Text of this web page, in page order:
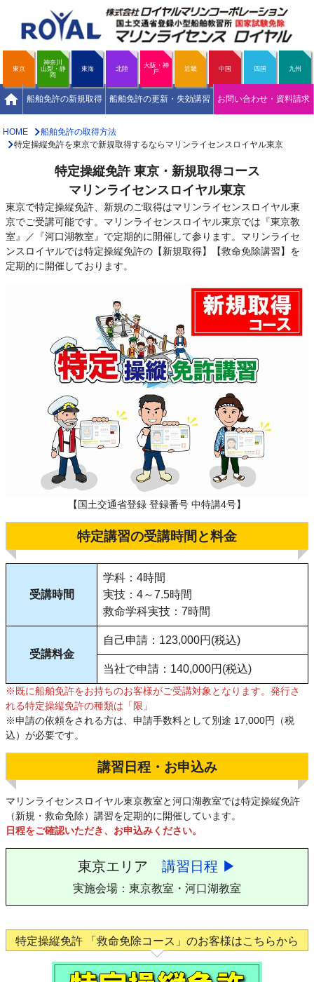
東京
神奈川
山梨・静
岡
東海 北陸
大阪・神
戸
近畿 中国 四国 九州
home 船舶免許の新規取得 船舶免許の更新・失効講習 お問い合わせ・資料請求
HOME
船舶免許の取得方法
特定操縦免許を東京で新規取得するならマリンライセンスロイヤル東京
特定操縦免許 東京・新規取得コース
マリンライセンスロイヤル東京
東京で特定操縦免許、新規のご取得はマリンライセンスロイヤル東
京でご受講可能です。マリンライセンスロイヤル東京では『東京教
室』／『河口湖教室』で定期的に開催して参ります。マリンライセ
ンスロイヤルでは特定操縦免許の【新規取得】【救命免除講習】を
定期的に開催しております。
【国土交通省登録 登録番号 中特講4号】
特定講習の受講時間と料金
受講時間
学科：4時間
実技：4～7.5時間
救命学科実技：7時間
受講料金
自己申請：123,000円(税込)
当社で申請：140,000円(税込)
※既に船舶免許をお持ちのお客様がご受講対象となります。発行さ
れる特定操縦免許の種類は「限」
※申請の依頼をされる方は、申請手数料として別途 17,000円（税
込）が必要です。
講習日程・お申込み
マリンライセンスロイヤル東京教室と河口湖教室では特定操縦免許
（新規・救命免除）講習を定期的に開催しています。
日程をご確認いただき、お申込みください。
東京エリア 講習日程 ▶
実施会場：東京教室・河口湖教室
特定操縦免許 「救命免除コース」のお客様はこちらから